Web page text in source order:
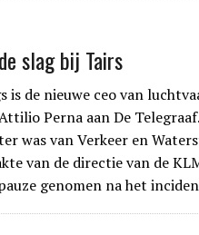
slag bij Tairs
is de nieuwe ceo van
Perna aan De
was van Verkeer en
van de directie van de
genomen na het